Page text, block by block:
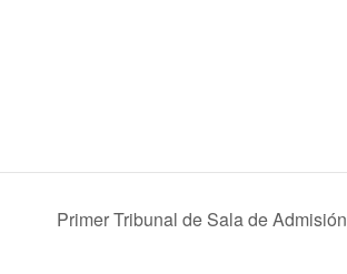
Primer Tribunal de Sala de Admisión